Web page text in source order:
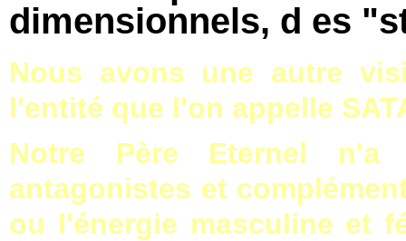
dimensionnels, d es
Nous avons une autre
l'entité que l'on appelle
Notre Père Eternel
antagonistes et
ou l'énergie masculine et